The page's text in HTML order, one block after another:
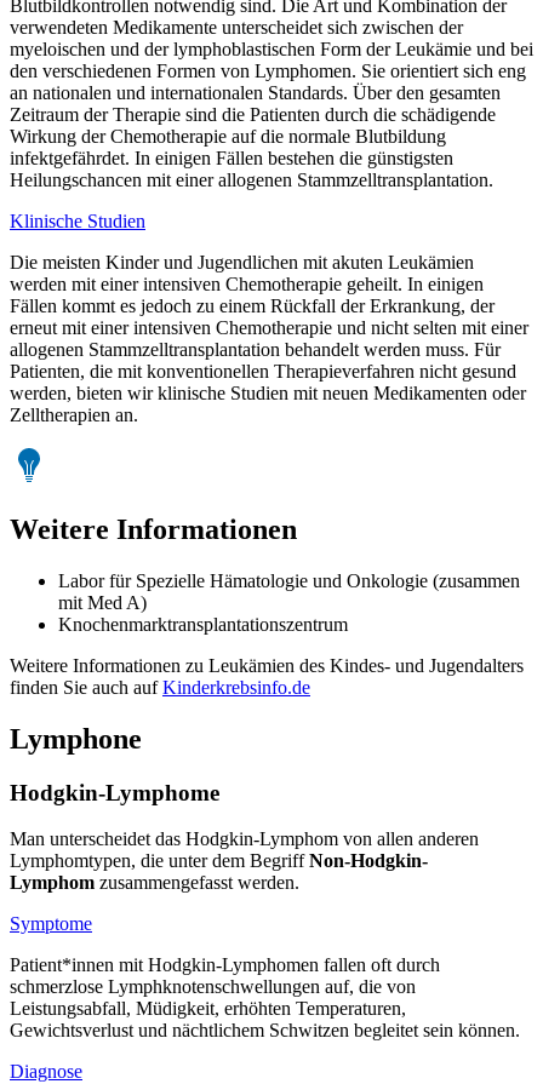
Blutbildkontrollen notwendig sind. Die Art und Kombination der
verwendeten Medikamente unterscheidet sich zwischen der
myeloischen und der lymphoblastischen Form der Leukämie und bei
den verschiedenen Formen von Lymphomen. Sie orientiert sich eng
an nationalen und internationalen Standards. Über den gesamten
Zeitraum der Therapie sind die Patienten durch die schädigende
Wirkung der Chemotherapie auf die normale Blutbildung
infektgefährdet. In einigen Fällen bestehen die günstigsten
Heilungschancen mit einer allogenen Stammzelltransplantation.
Klinische Studien
Die meisten Kinder und Jugendlichen mit akuten Leukämien
werden mit einer intensiven Chemotherapie geheilt. In einigen
Fällen kommt es jedoch zu einem Rückfall der Erkrankung, der
erneut mit einer intensiven Chemotherapie und nicht selten mit einer
allogenen Stammzelltransplantation behandelt werden muss. Für
Patienten, die mit konventionellen Therapieverfahren nicht gesund
werden, bieten wir klinische Studien mit neuen Medikamenten oder
Zelltherapien an.
Weitere Informationen
Labor für Spezielle Hämatologie und Onkologie (zusammen
mit Med A)
Knochenmarktransplantationszentrum
Weitere Informationen zu Leukämien des Kindes- und Jugendalters
finden Sie auch aufKinderkrebsinfo.de
Lymphone
Hodgkin-Lymphome
Man unterscheidet das Hodgkin-Lymphom von allen anderen
Lymphomtypen, die unter dem BegriffNon-Hodgkin-
Lymphom zusammengefasst werden.
Symptome
Patient*innen mit Hodgkin-Lymphomen fallen oft durch
schmerzlose Lymphknotenschwellungen auf, die von
Leistungsabfall, Müdigkeit, erhöhten Temperaturen,
Gewichtsverlust und nächtlichem Schwitzen begleitet sein können.
Diagnose